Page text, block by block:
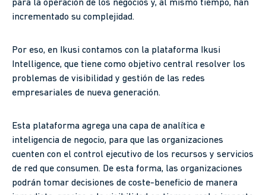
para la operación de los negocios y, al mismo tiempo, han
incrementado su complejidad.
Por eso, en Ikusi contamos con la plataforma Ikusi
Intelligence, que tiene como objetivo central resolver los
problemas de visibilidad y gestión de las redes
empresariales de nueva generación.
Esta plataforma agrega una capa de analítica e
inteligencia de negocio, para que las organizaciones
cuenten con el control ejecutivo de los recursos y servicios
de red que consumen. De esta forma, las organizaciones
podrán tomar decisiones de coste-beneficio de manera